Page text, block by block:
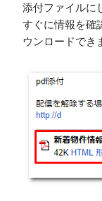
添付ファイルに
すぐに情報を確
ウンロードでき